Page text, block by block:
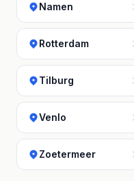
Namen
Rotterdam
Tilburg
Venlo
Zoetermeer